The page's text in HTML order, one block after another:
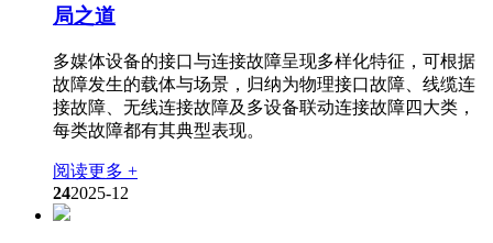
局之道
多媒体设备的接口与连接故障呈现多样化特征，可根据
故障发生的载体与场景，归纳为物理接口故障、线缆连
接故障、无线连接故障及多设备联动连接故障四大类，
每类故障都有其典型表现。
阅读更多 +
242025-12